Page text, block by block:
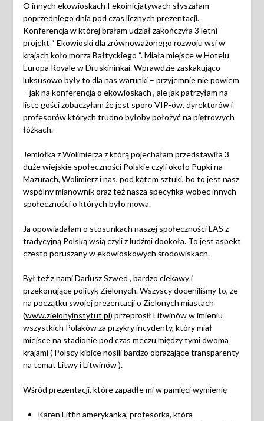
O innych ekowioskach I ekoinicjatywach słyszałam
poprzedniego dnia pod czas licznych prezentacji.
Konferencja w której brałam udział zakończyła 3 letni
projekt “ Ekowioski dla zrównoważonego rozwoju wsi w
krajach koło morza Bałtyckiego “. Miała miejsce w Hotelu
Europa Royale w Druskininkai. Wprawdzie zaskakująco
luksusowo były to dla nas warunki – przyjemnie nie powiem
– jak na konferencja o ekowioskach , ale jak patrzyłam na
liste gości zobaczyłam że jest sporo VIP-ów, dyrektorów i
profesorów których trudno byłoby położyć na piętrowych
łóżkach.
Jemiołka z Wolimierza z którą pojechałam przedstawiła 3
duże wiejskie społeczności Polskie czyli około Pupki na
Mazurach, Wolimierz i nas, pod kątem sztuki, bo to jest nasz
wspólny mianownik oraz też nasza specyfika wobec innych
społeczności o których było mowa.
Ja opowiadałam o stosunkach naszej społeczności LAS z
tradycyjną Polską wsią czyli z ludźmi dookoła. To jest aspekt
czesto poruszany w ekowioskowych środowiskach.
Był też z nami Dariusz Szwed , bardzo ciekawy i
przekonujące polityk Zielonych. Wszyscy doceniliśmy to, że
na początku swojej prezentacji o Zielonych miastach
(www.zielonyinstytut.pl) przeprosił Litwinów w imieniu
wszystkich Polaków za przykry incydenty, który miał
miejsce na stadionie pod czas meczu między tymi dwoma
krajami ( Polscy kibice nosili bardzo obrażające transparenty
na temat Litwy i Litwinów ).
Wśród prezentacji, które zapadłe mi w pamięci wymienię
Karen Litfin amerykanka, profesorka, która